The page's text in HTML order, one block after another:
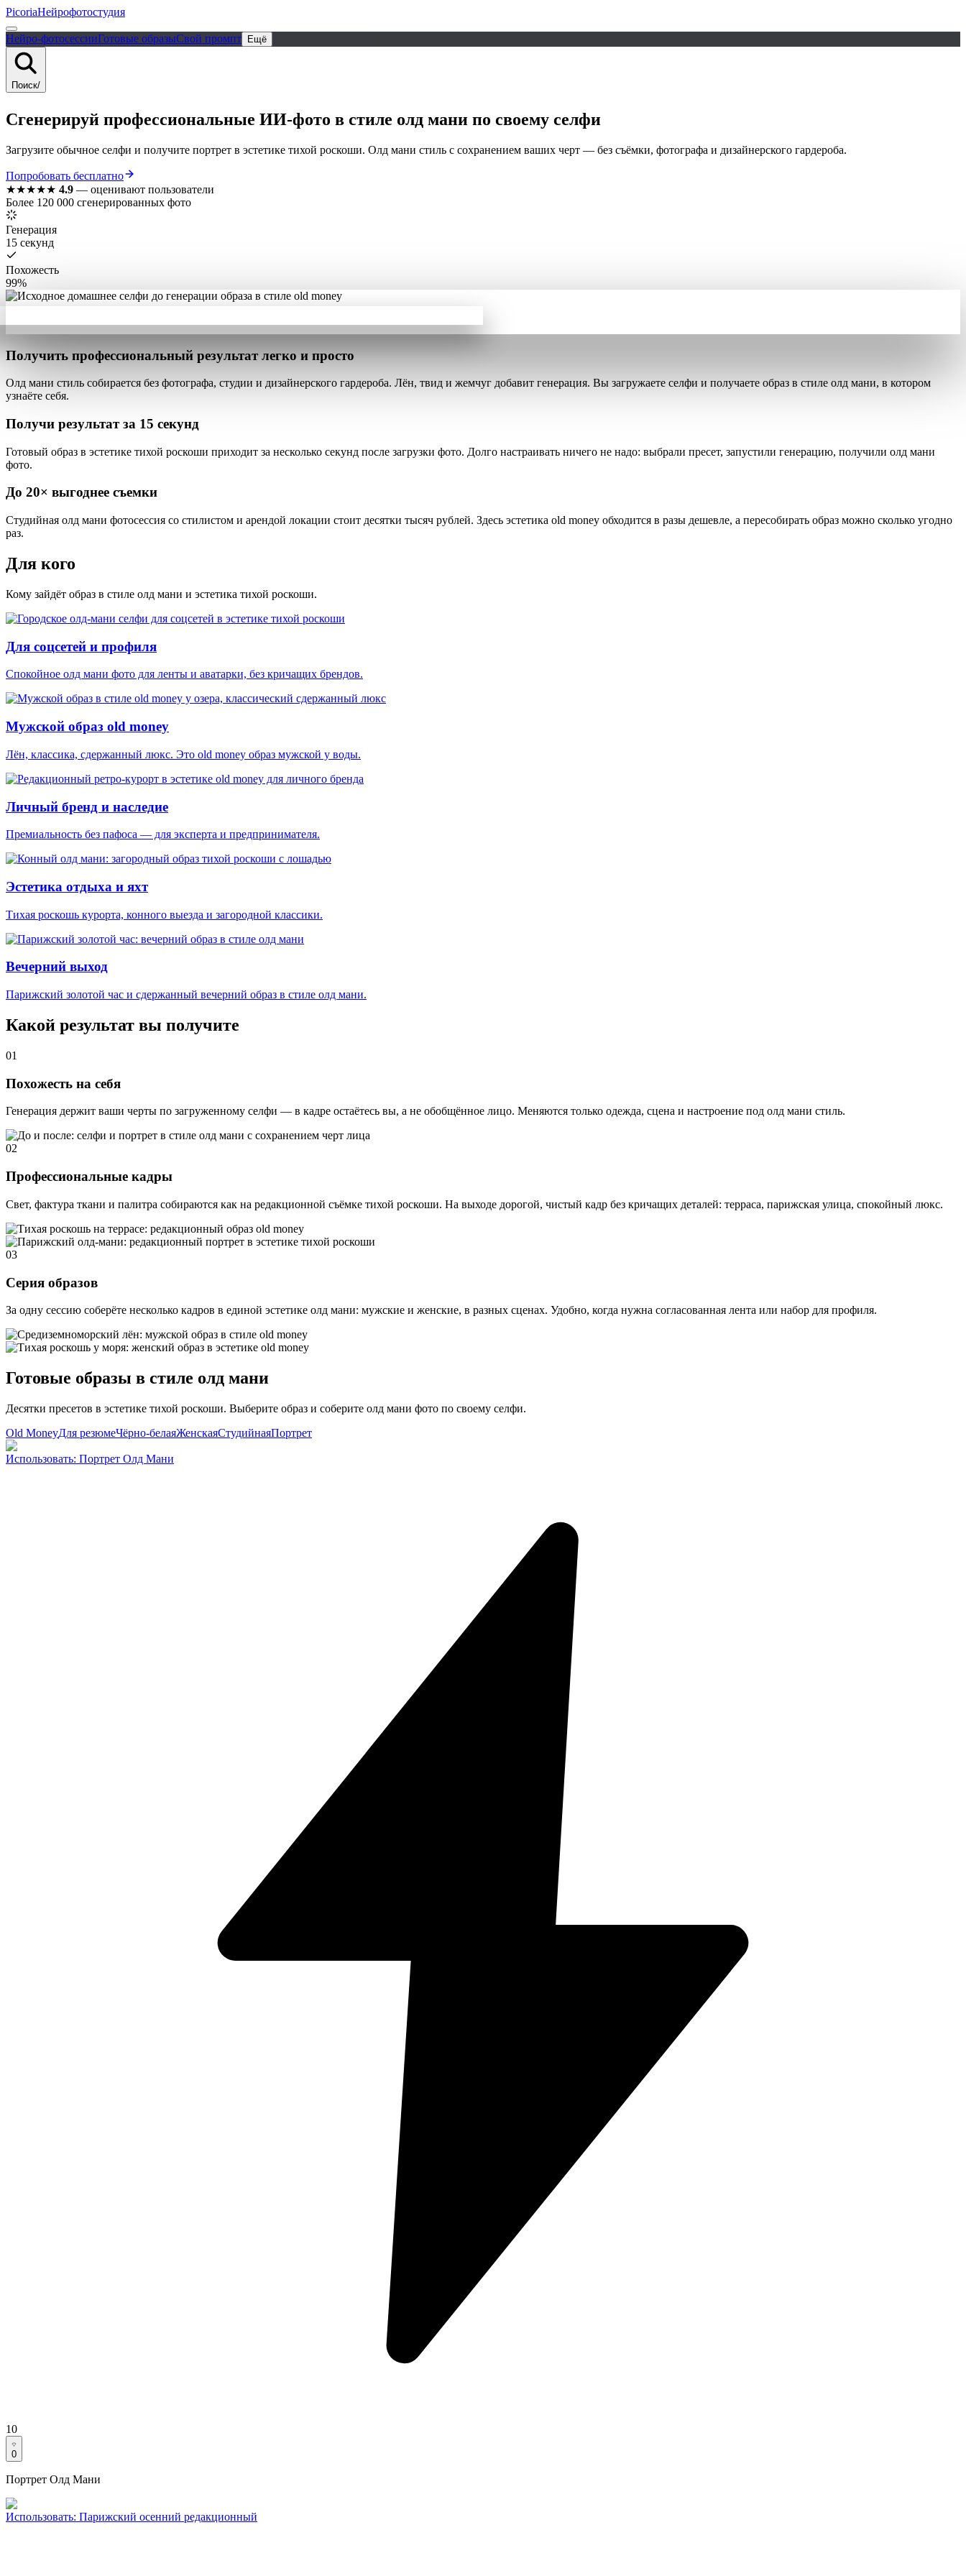
PicoriaНейрофотостудия
Нейро-фотосессииГотовые образыСвой промпт Ещё
Поиск/
Сгенерируй профессиональные ИИ-фото в стиле олд мани по своему селфи
Загрузите обычное селфи и получите портрет в эстетике тихой роскоши. Олд мани стиль с сохранением ваших черт — без съёмки, фотографа и дизайнерского гардероба.
Попробовать бесплатно
★★★★★ 4.9 — оценивают пользователи
Более 120 000 сгенерированных фото
Генерация
15 секунд
Похожесть
99%
Получить профессиональный результат легко и просто
Олд мани стиль собирается без фотографа, студии и дизайнерского гардероба. Лён, твид и жемчуг добавит генерация. Вы загружаете селфи и получаете образ в стиле олд мани, в котором
узнаёте себя.
Получи результат за 15 секунд
Готовый образ в эстетике тихой роскоши приходит за несколько секунд после загрузки фото. Долго настраивать ничего не надо: выбрали пресет, запустили генерацию, получили олд мани
фото.
До 20× выгоднее съемки
Студийная олд мани фотосессия со стилистом и арендой локации стоит десятки тысяч рублей. Здесь эстетика old money обходится в разы дешевле, а пересобирать образ можно сколько угодно
раз.
Для кого
Кому зайдёт образ в стиле олд мани и эстетика тихой роскоши.
Для соцсетей и профиля
Спокойное олд мани фото для ленты и аватарки, без кричащих брендов.
Мужской образ old money
Лён, классика, сдержанный люкс. Это old money образ мужской у воды.
Личный бренд и наследие
Премиальность без пафоса — для эксперта и предпринимателя.
Эстетика отдыха и яхт
Тихая роскошь курорта, конного выезда и загородной классики.
Вечерний выход
Парижский золотой час и сдержанный вечерний образ в стиле олд мани.
Какой результат вы получите
01
Похожесть на себя
Генерация держит ваши черты по загруженному селфи — в кадре остаётесь вы, а не обобщённое лицо. Меняются только одежда, сцена и настроение под олд мани стиль.
02
Профессиональные кадры
Свет, фактура ткани и палитра собираются как на редакционной съёмке тихой роскоши. На выходе дорогой, чистый кадр без кричащих деталей: терраса, парижская улица, спокойный люкс.
03
Серия образов
За одну сессию соберёте несколько кадров в единой эстетике олд мани: мужские и женские, в разных сценах. Удобно, когда нужна согласованная лента или набор для профиля.
Готовые образы в стиле олд мани
Десятки пресетов в эстетике тихой роскоши. Выберите образ и соберите олд мани фото по своему селфи.
Old MoneyДля резюмеЧёрно-белаяЖенскаяСтудийнаяПортрет
Использовать: Портрет Олд Мани
10
0
Портрет Олд Мани
Использовать: Парижский осенний редакционный